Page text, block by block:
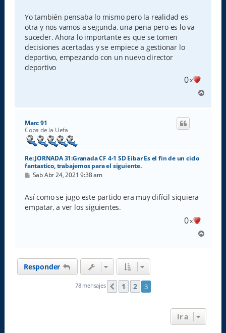
s
a
j
e
Yo también pensaba lo mismo pero la realidad es
otra y nos vamos a segunda, una pena pero es lo va
suceder. Ahora lo importante es que se tomen
decisiones acertadas y se empiece a gestionar lo
deportivo, empezando con un nuevo director
deportivo
0x
r
Marc 91
Copa de la Uefa
Re: JORNADA 31:Granada CF 4-1 SD Eibar Es el fin de un ciclo
fantastico, trabajemos para el siguiente.
M
s
a
j
Sab Abr 24, 2021 9:38 am
Así como se jugo este partido era muy difícil siquiera
empatar, a ver los siguientes.
0x
Responder
78 mensajes Anterior
1 2 3
Ir a